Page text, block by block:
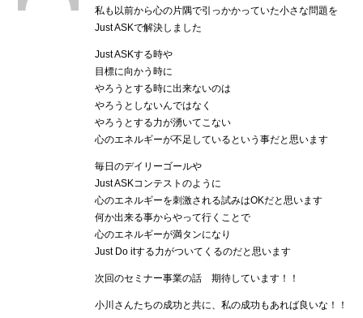
私も以前から心の片隅で引っかかっていた小さな問題を
Just ASKで解決しました
Just ASKする時や
目標に向かう時に
やろうとする時に出来ないのは
やろうとしないんではなく
やろうとする力が湧いてこない
心のエネルギーが不足しているという事だと思います
毎日のデイリーゴールや
Just ASKコンテストのように
心のエネルギーを刺激される試みはOKだと思います
何か出来る事からやって行くことで
心のエネルギーが満タンになり
Just Do itする力がついてくるのだと思います
次回のセミナー事業の話 期待しています！！
小川さんたちの成功と共に、私の成功もあれば良いな！！